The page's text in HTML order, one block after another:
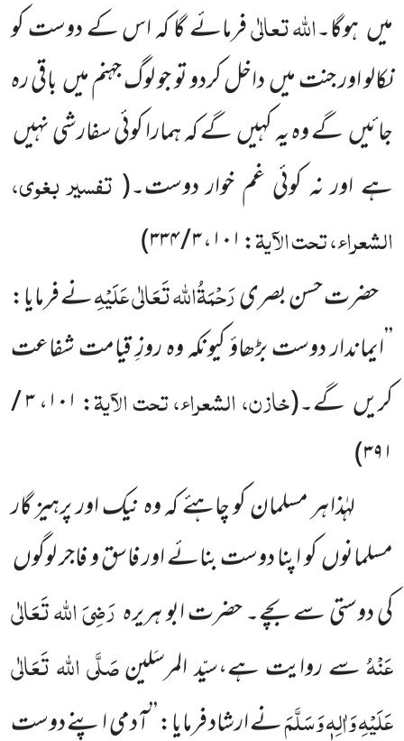
میںہوگا۔اللہتعالٰیفرمائےگا کہ اس کے دوست کو
نکالو اور جنت میںداخل کردو تو جو لوگ جہنم میںباقی رہ
جائیںگے وہ یہ کہیںگے کہ ہمارا کوئی سفارشینہیں
ہے اور نہ کوئی غم خوار دوست۔( تفسیر بغوی،
الشعراء، تحت الآیۃ:۱۰۱،۳ / ۳۳۴
)
حضرت حسن بصریرَحْمَۃُاللہ تَعَالٰی عَلَیْہِنے فرمایا:
’’ایماندار دوست بڑھاؤ کیونکہ وہ روزِ قیامت شفاعت
کریں گے۔(خازن، الشعراء، تحت الآیۃ: ۱۰۱، ۳ /
۳۹۱)
لہٰذا ہر مسلمان کو چاہئے کہ وہ نیک اور پرہیز گار
مسلمانوںکو اپنا دوست بنائے اور فاسق و فاجر لوگوں
کی دوستی سے بچے۔ حضرت ابو ہریرہرَضِیَ اللہ تَعَالٰی
عَنْہُسے روایت ہے،سیّد المرسَلینصَلَّی اللہ تَعَالٰی
عَلَیْہِ وَاٰلِہٖ وَسَلَّمَنے ارشاد فرمایا: ’’آدمی اپنے دوست